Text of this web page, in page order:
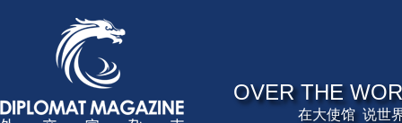
OVER THE
在大使馆 说世界